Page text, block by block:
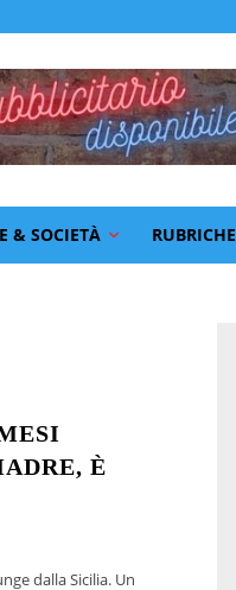
& SOCIETÀ RUBRICHE
È
dalla Sicilia. Un